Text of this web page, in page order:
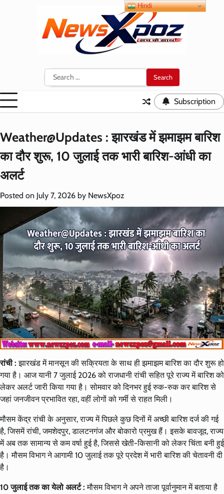
Search
for:
Subscription
Weather@Updates : झारखंड में झमाझम बारिश
का दौर शुरू, 10 जुलाई तक भारी बारिश-आंधी का
अलर्ट
Posted on July 7, 2026 by NewsXpoz
रांची : झारखंड में मानसून की सक्रियता के साथ ही झमाझम बारिश का दौर शुरू हो
गया है। आज यानी 7 जुलाई 2026 को राजधानी रांची सहित पूरे राज्य में बारिश को
लेकर अलर्ट जारी किया गया है। सोमवार को दिनभर हुई रुक-रुक कर बारिश से
जहां जनजीवन प्रभावित रहा, वहीं लोगों को गर्मी से राहत मिली।
मौसम केंद्र रांची के अनुसार, राज्य में पिछले कुछ दिनों में अच्छी बारिश दर्ज की गई
है, जिसमें रांची, जमशेदपुर, डालटनगंज और बोकारो प्रमुख हैं। इसके बावजूद, राज्य
में अब तक सामान्य से कम वर्षा हुई है, जिससे खेती-किसानी को लेकर चिंता बनी हुई
है। मौसम विभाग ने आगामी 10 जुलाई तक पूरे प्रदेश में भारी बारिश की चेतावनी दी
है।
10 जुलाई तक का येलो अलर्ट : मौसम विभाग ने अपने ताजा पूर्वानुमान में बताया है
Hindi